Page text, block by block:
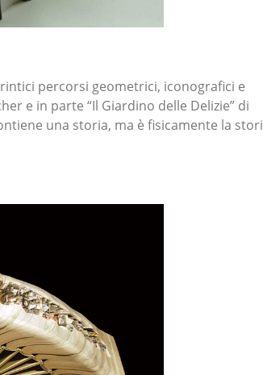
percorsi geometrici, iconografici e
e in parte “Il Giardino delle Delizie” di
una storia, ma è fisicamente la